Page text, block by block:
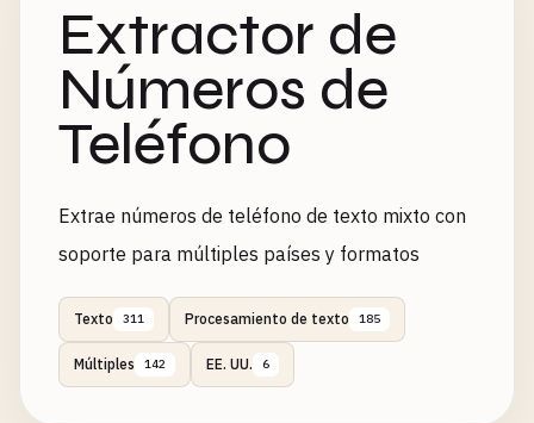
Extractor de
Números de
Teléfono
Extrae números de teléfono de texto mixto con
soporte para múltiples países y formatos
Texto 311 Procesamiento de texto 185
Múltiples 142 EE. UU. 6